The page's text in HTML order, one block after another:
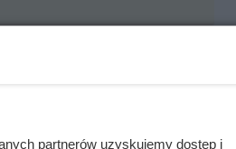
z dorsza, Ryba
partnerów uzyskujemy dostęp i